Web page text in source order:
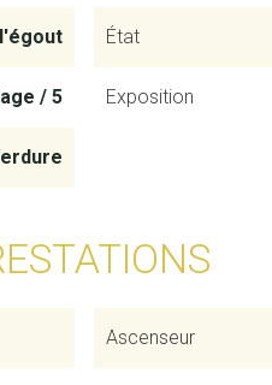
État
/ 5 Exposition
Ascenseur